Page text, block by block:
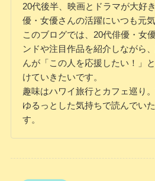
20代後半、映画とドラマが大好
優・女優さんの活躍にいつも元
このブログでは、20代俳優・女
ンドや注目作品を紹介しながら
んが「この人を応援したい！」
けていきたいです。
趣味はハワイ旅行とカフェ巡り
ゆるっとした気持ちで読んでい
す。